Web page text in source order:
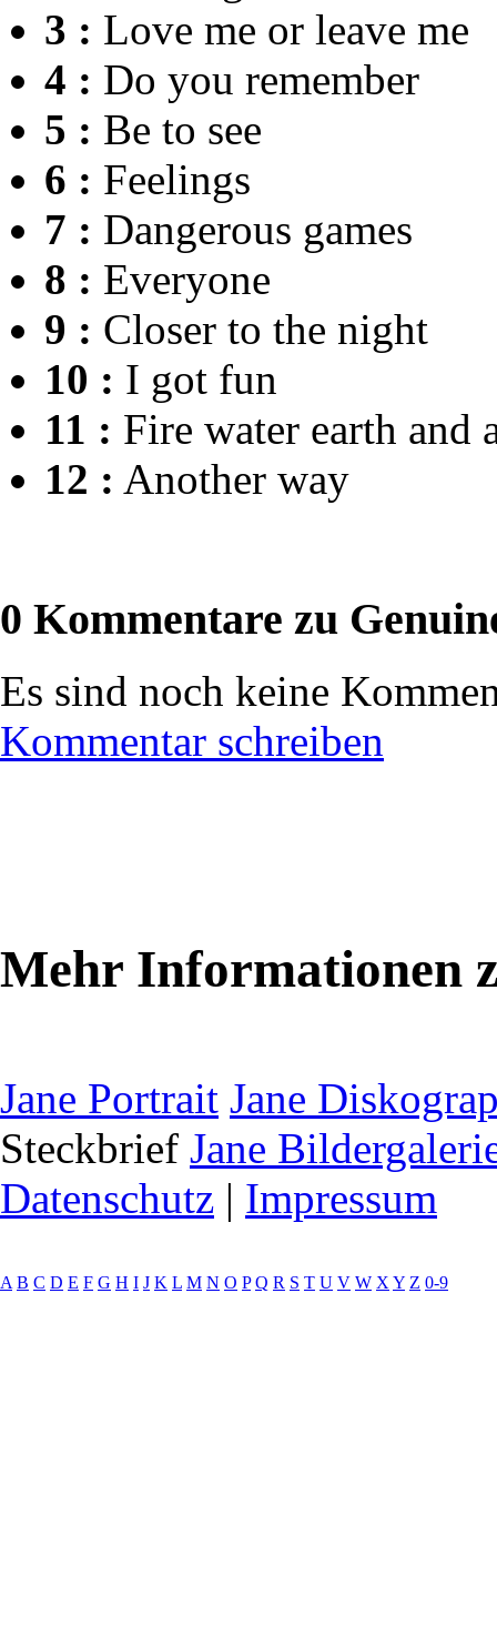
3 : Love me or leave me
4 : Do you remember
5 : Be to see
6 : Feelings
7 : Dangerous games
8 : Everyone
9 : Closer to the night
10 : I got fun
11 : Fire water earth and
12 : Another way
0 Kommentare zu
Es sind noch keine
Kommentar schreiben
Mehr Informationen
Jane Portrait Jane
Steckbrief Jane
Datenschutz | Impressum
A B C D E F G H I J K L M N O P Q R S T U V W X Y Z 0-9